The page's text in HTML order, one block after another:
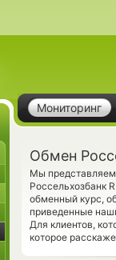
Мониторинг
Обмен
Мы представляем
Россельхозбанк
обменный курс,
приведенные
Для клиентов,
которое